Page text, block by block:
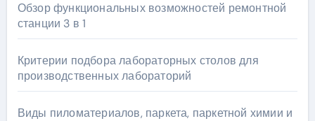
Обзор функциональных возможностей ремонтной
станции 3 в 1
Критерии подбора лабораторных столов для
производственных лабораторий
Виды пиломатериалов, паркета, паркетной химии и